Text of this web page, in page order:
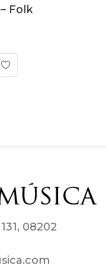
Folk
08202